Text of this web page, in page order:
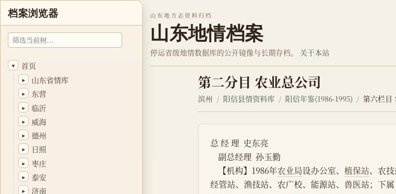
山东地方志资料归档
山东地情档案
停运省级地情数据库的公开镜像与长期存档。 关于本站
第二分目 农业总公司
滨州 阳信县情资料库 阳信年鉴(1986-1995) 第六栏目
档案浏览器
▾ 首页
▸ 山东省情库
▸ 东营
▸ 临沂
▸ 威海
▸ 德州
▸ 日照
▸ 枣庄
▸ 泰安
▸ 济南
总 经 理  史东亮
    副总经理  孙玉勤
    【机构】1986年
农业局设办公室、植保站、农
经管站、渔技站、农广校、能源站、兽医站；下